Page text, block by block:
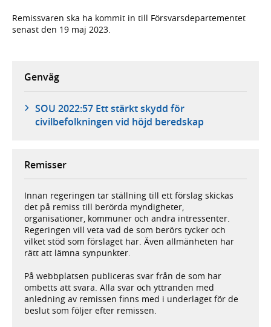
Remissvaren ska ha kommit in till Försvarsdepartementet
senast den 19 maj 2023.
Genväg
SOU 2022:57 Ett stärkt skydd för
civilbefolkningen vid höjd beredskap
Remisser
Innan regeringen tar ställning till ett förslag skickas
det på remiss till berörda myndigheter,
organisationer, kommuner och andra intressenter.
Regeringen vill veta vad de som berörs tycker och
vilket stöd som förslaget har. Även allmänheten har
rätt att lämna synpunkter.
På webbplatsen publiceras svar från de som har
ombetts att svara. Alla svar och yttranden med
anledning av remissen finns med i underlaget för de
beslut som följer efter remissen.